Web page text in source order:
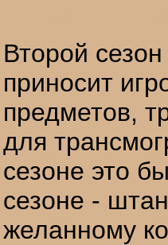
Второй
приносит
предметов,
для
сезоне это
сезоне -
желанному